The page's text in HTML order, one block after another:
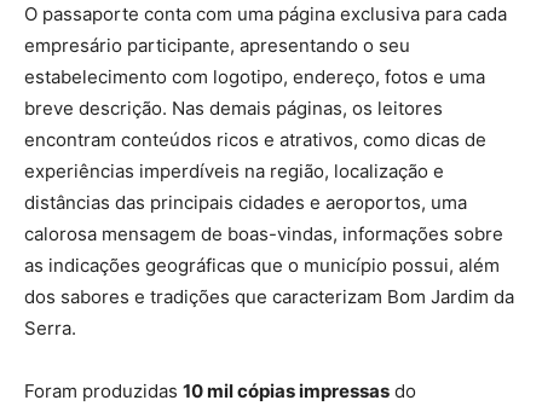
O passaporte conta com uma página exclusiva para cada
empresário participante, apresentando o seu
estabelecimento com logotipo, endereço, fotos e uma
breve descrição. Nas demais páginas, os leitores
encontram conteúdos ricos e atrativos, como dicas de
experiências imperdíveis na região, localização e
distâncias das principais cidades e aeroportos, uma
calorosa mensagem de boas-vindas, informações sobre
as indicações geográficas que o município possui, além
dos sabores e tradições que caracterizam Bom Jardim da
Serra.
Foram produzidas 10 mil cópias impressas do